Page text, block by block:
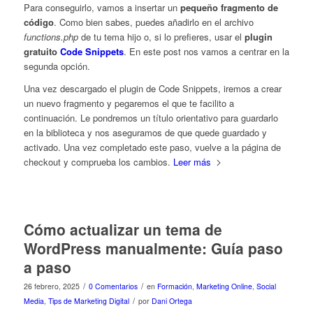
Para conseguirlo, vamos a insertar un pequeño fragmento de
código. Como bien sabes, puedes añadirlo en el archivo
functions.phpde tu tema hijo o, si lo prefieres, usar el plugin
gratuito Code Snippets. En este post nos vamos a centrar en la
segunda opción.
Una vez descargado el plugin de Code Snippets, iremos a crear
un nuevo fragmento y pegaremos el que te facilito a
continuación. Le pondremos un título orientativo para guardarlo
en la biblioteca y nos aseguramos de que quede guardado y
activado. Una vez completado este paso, vuelve a la página de
checkout y comprueba los cambios. Leer más
Cómo actualizar un tema de
WordPress manualmente: Guía paso
a paso
26 febrero, 2025 / 0 Comentarios / en Formación, Marketing Online, Social
Media, Tips de Marketing Digital / por Dani Ortega